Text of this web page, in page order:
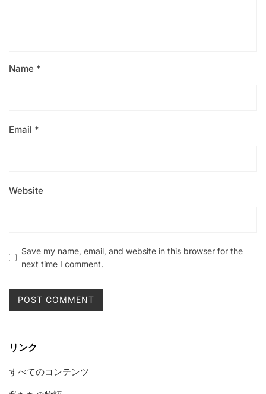
Name *
Email *
Website
Save my name, email, and website in this browser for the
next time I comment.
リンク
すべてのコンテンツ